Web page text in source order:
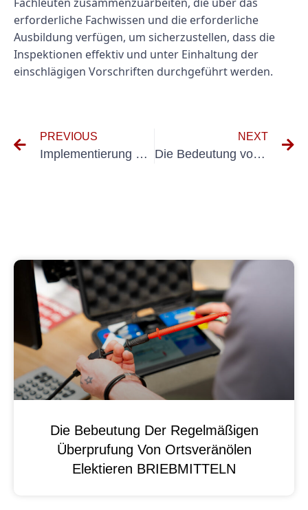
erforderliche Fachwissen und die erforderliche
Ausbildung verfügen, um sicherzustellen, dass die
Inspektionen effektiv und unter Einhaltung der
einschlägigen Vorschriften durchgeführt werden.
PREVIOUS
Implementierung effektiver Lichtmessungsstrategien für einen produktiveren Arbeitsplatz
NEXT
Die Bedeutung von ortsveränderlichen Verbrauchern in der digitalen Ära
Die Bebeutung Der Regelmäßigen
Überprufung Von Ortsveränölen
Elektieren BRIEBMITTELN